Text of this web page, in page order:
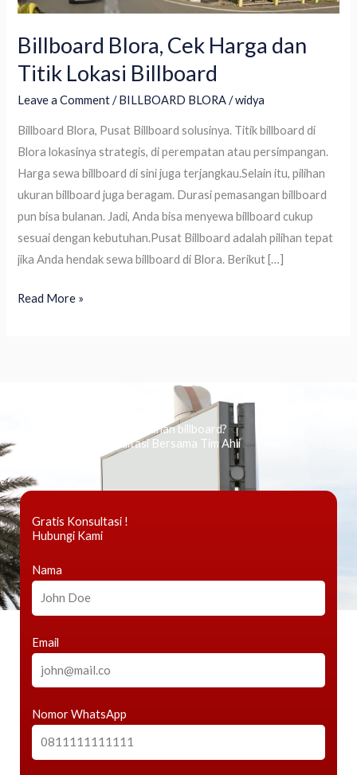
Billboard Blora, Cek Harga dan
Titik Lokasi Billboard
Leave a Comment /BILLBOARD BLORA/widya
Billboard Blora, Pusat Billboard solusinya. Titik billboard di
Blora lokasinya strategis, di perempatan atau persimpangan.
Harga sewa billboard di sini juga terjangkau.Selain itu, pilihan
ukuran billboard juga beragam. Durasi pemasangan billboard
pun bisa bulanan. Jadi, Anda bisa menyewa billboard cukup
sesuai dengan kebutuhan.Pusat Billboard adalah pilihan tepat
jika Anda hendak sewa billboard di Blora. Berikut […]
Read More »
Ingin tahu tentang periklanan billboard?
Kami Berikan Konsultasi Bersama Tim Ahli
Gratis Konsultasi !
Hubungi Kami
Nama
Email
Nomor WhatsApp